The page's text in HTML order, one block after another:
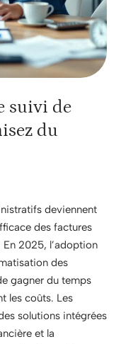
suivi de
du
deviennent
des factures
2025, l’adoption
des
gagner du temps
les coûts. Les
solutions intégrées
et la